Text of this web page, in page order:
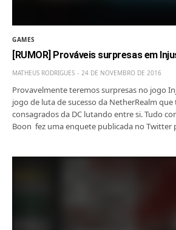
GAMES
[RUMOR] Prováveis surpresas em
MATHEUS RODRIGUES 24 DE NOVEMBRO DE 2016
Provavelmente teremos surpresas no jogo
jogo de luta de sucesso da NetherRealm que
consagrados da DC lutando entre si. Tudo
Boon fez uma enquete publicada no